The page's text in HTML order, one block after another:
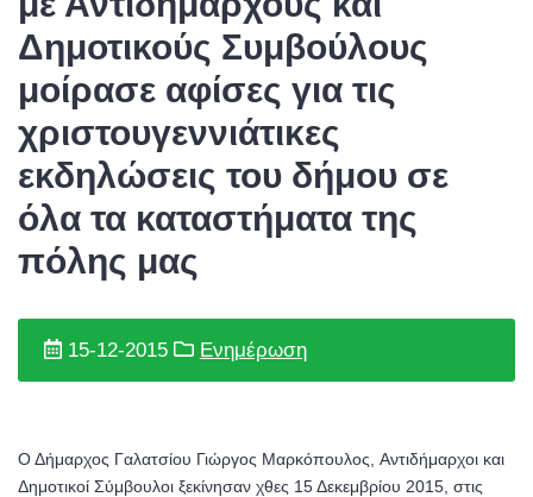
Δημοτικούς Συμβούλους
μοίρασε αφίσες για τις
χριστουγεννιάτικες
εκδηλώσεις του δήμου σε
όλα τα καταστήματα της
πόλης μας
15-12-2015 Ενημέρωση
Ο Δήμαρχος Γαλατσίου Γιώργος Μαρκόπουλος, Αντιδήμαρχοι και
Δημοτικοί Σύμβουλοι ξεκίνησαν χθες 15 Δεκεμβρίου 2015, στις